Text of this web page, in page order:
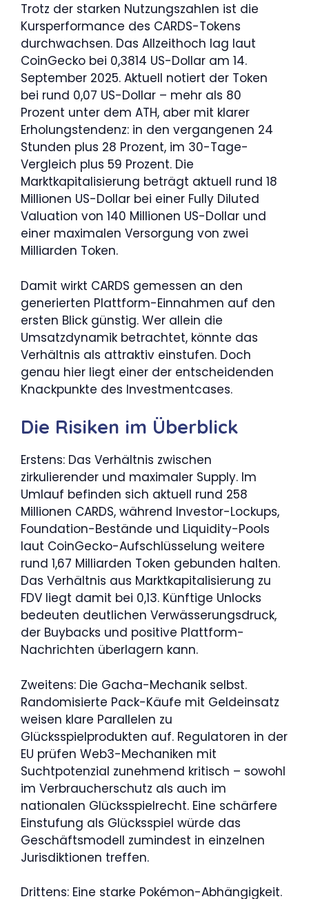
Trotz der starken Nutzungszahlen ist die
Kursperformance des CARDS-Tokens
durchwachsen. Das Allzeithoch lag laut
CoinGecko bei 0,3814 US-Dollar am 14.
September 2025. Aktuell notiert der Token
bei rund 0,07 US-Dollar – mehr als 80
Prozent unter dem ATH, aber mit klarer
Erholungstendenz: in den vergangenen 24
Stunden plus 28 Prozent, im 30-Tage-
Vergleich plus 59 Prozent. Die
Marktkapitalisierung beträgt aktuell rund 18
Millionen US-Dollar bei einer Fully Diluted
Valuation von 140 Millionen US-Dollar und
einer maximalen Versorgung von zwei
Milliarden Token.
Damit wirkt CARDS gemessen an den
generierten Plattform-Einnahmen auf den
ersten Blick günstig. Wer allein die
Umsatzdynamik betrachtet, könnte das
Verhältnis als attraktiv einstufen. Doch
genau hier liegt einer der entscheidenden
Knackpunkte des Investmentcases.
Die Risiken im Überblick
Erstens: Das Verhältnis zwischen
zirkulierender und maximaler Supply. Im
Umlauf befinden sich aktuell rund 258
Millionen CARDS, während Investor-Lockups,
Foundation-Bestände und Liquidity-Pools
laut CoinGecko-Aufschlüsselung weitere
rund 1,67 Milliarden Token gebunden halten.
Das Verhältnis aus Marktkapitalisierung zu
FDV liegt damit bei 0,13. Künftige Unlocks
bedeuten deutlichen Verwässerungsdruck,
der Buybacks und positive Plattform-
Nachrichten überlagern kann.
Zweitens: Die Gacha-Mechanik selbst.
Randomisierte Pack-Käufe mit Geldeinsatz
weisen klare Parallelen zu
Glücksspielprodukten auf. Regulatoren in der
EU prüfen Web3-Mechaniken mit
Suchtpotenzial zunehmend kritisch – sowohl
im Verbraucherschutz als auch im
nationalen Glücksspielrecht. Eine schärfere
Einstufung als Glücksspiel würde das
Geschäftsmodell zumindest in einzelnen
Jurisdiktionen treffen.
Drittens: Eine starke Pokémon-Abhängigkeit.